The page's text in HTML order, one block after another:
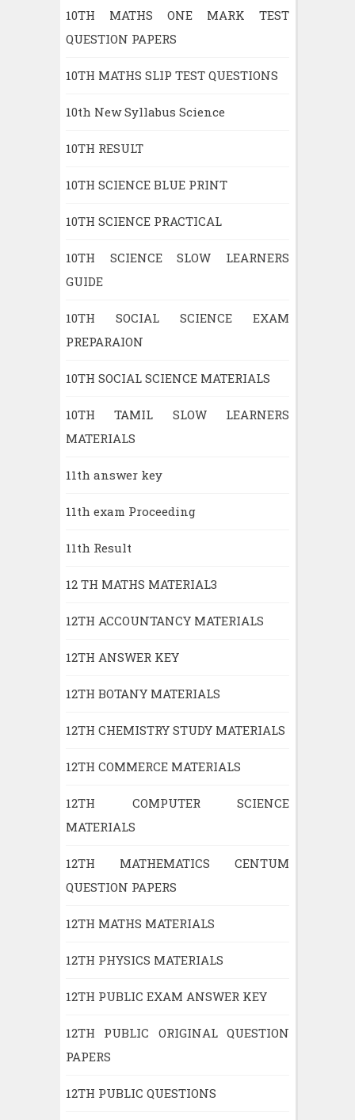
10TH MATHS ONE MARK TEST
QUESTION PAPERS
10TH MATHS SLIP TEST QUESTIONS
10th New Syllabus Science
10TH RESULT
10TH SCIENCE BLUE PRINT
10TH SCIENCE PRACTICAL
10TH SCIENCE SLOW LEARNERS
GUIDE
10TH SOCIAL SCIENCE EXAM
PREPARAION
10TH SOCIAL SCIENCE MATERIALS
10TH TAMIL SLOW LEARNERS
MATERIALS
11th answer key
11th exam Proceeding
11th Result
12 TH MATHS MATERIAL3
12TH ACCOUNTANCY MATERIALS
12TH ANSWER KEY
12TH BOTANY MATERIALS
12TH CHEMISTRY STUDY MATERIALS
12TH COMMERCE MATERIALS
12TH COMPUTER SCIENCE
MATERIALS
12TH MATHEMATICS CENTUM
QUESTION PAPERS
12TH MATHS MATERIALS
12TH PHYSICS MATERIALS
12TH PUBLIC EXAM ANSWER KEY
12TH PUBLIC ORIGINAL QUESTION
PAPERS
12TH PUBLIC QUESTIONS